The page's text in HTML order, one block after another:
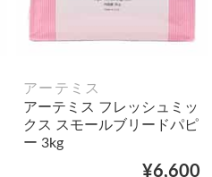
アーテミス
アーテミス フレッシュミッ
クス スモールブリードパピ
ー 3kg
¥6,600